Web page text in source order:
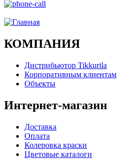
КОМПАНИЯ
Дистрибьютор Tikkurila
Корпоративным клиентам
Объекты
Интернет-магазин
Доставка
Оплата
Колеровка краски
Цветовые каталоги